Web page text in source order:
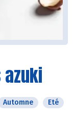
Automne
Eté